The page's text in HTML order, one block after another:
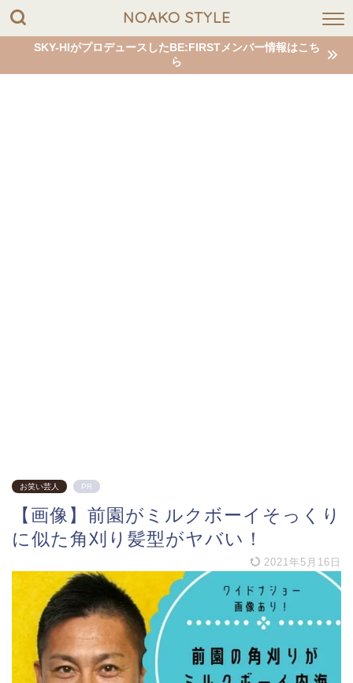
NOAKO STYLE
SKY-HIがプロデュースしたBE:FIRSTメンバー情報はこち
ら
お笑い芸人 PR
【画像】前園がミルクボーイそっくり
に似た角刈り髪型がヤバい！
2021年5月16日